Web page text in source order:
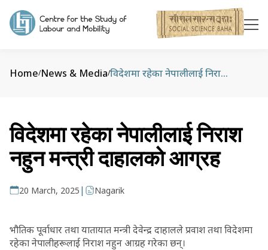
Home/News & Media/ विदेशमा रहेका नेपालीलाई निराश नहुन मन्त्री दाहालको आग्रह
विदेशमा रहेका नेपालीलाई निराश
नहुन मन्त्री दाहालको आग्रह
20 March, 2025 | Nagarik
भौतिक पूर्वाधार तथा यातायात मन्त्री देवेन्द्र दाहालले प्रवाश तथा विदेशमा
रहेका नेपालीहरूलाई निराश नहुन आग्रह गरेका छन्।